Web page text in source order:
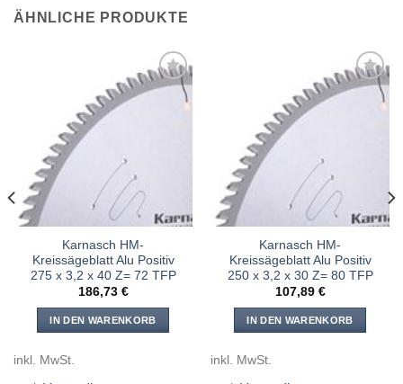
ÄHNLICHE PRODUKTE
Karnasch HM-
Kreissägeblatt Alu Positiv
275 x 3,2 x 40 Z= 72 TFP
186,73 €
IN DEN WARENKORB
inkl. MwSt.
Karnasch HM-
Kreissägeblatt Alu Positiv
250 x 3,2 x 30 Z= 80 TFP
107,89 €
IN DEN WARENKORB
inkl. MwSt.